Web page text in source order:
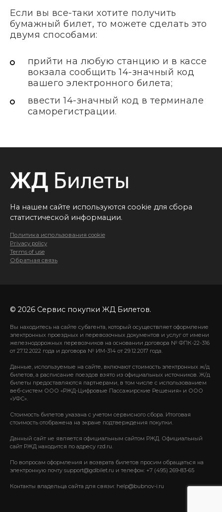
Если вы все-таки хотите получить
бумажный билет, то можете сделать это
двумя способами:
прийти на любую станцию и в кассе
вокзала сообщить 14-значный код
вашего электронного билета;
ввести 14-значный код в терминале
саморегистрации.
На нашем сайте используются cookie для сбора
статистической информации.
Политика использования cookie
Privacy policy
Terms of use
Обратная связь
© 2026 Сервис покупки ЖД Билетов.
Вы находитесь на сайте субагента, который осуществляет оформление
электронных проездных и перевозочных документов и услуг от имени
железнодорожных перевозчиков на основании договора № ФПК-22-316
от 27.12.2022 года и договора № ИМ-314 от 29.12.2017 года.
Данные, используемые на сайте, включают стоимость электронных ж/д
билетов, а расписание поездов взято из официальных источников. Ж/д
билеты предоставляются партнерами, в том числе с использованием
веб-систем ООО «РЖД-Цифровые Пассажирские Решения» и ООО
«УФС».
Стоимость билетов указана с учетом сервисного сбора. Итоговая
стоимость отображена на экране подтверждения покупки.
Данный сайт не является официальным сайтом РЖД. Официальный
сайт РЖД находится по адресу rzd.ru.
По вопросам оформления и возврата билетов просим обращаться на
электронную почту support@gdbilet.ru и телефон: +7 (495) 269-83-65
Контакты владельца сайта для связи: help@bubnov-i.ru